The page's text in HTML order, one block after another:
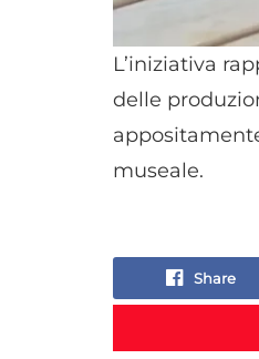
L’iniziativa
delle
museale.
Share